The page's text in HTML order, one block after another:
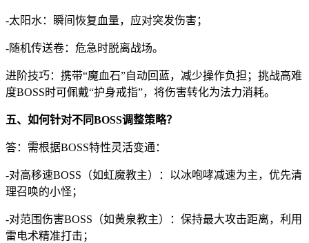
-太阳水：瞬间恢复血量，应对突发伤害；
-随机传送卷：危急时脱离战场。
进阶技巧：携带“魔血石”自动回蓝，减少操作负担；挑战高难
度BOSS时可佩戴“护身戒指”，将伤害转化为法力消耗。
五、如何针对不同BOSS调整策略？
答：需根据BOSS特性灵活变通：
-对高移速BOSS（如虹魔教主）：以冰咆哮减速为主，优先清
理召唤的小怪；
-对范围伤害BOSS（如黄泉教主）：保持最大攻击距离，利用
雷电术精准打击；